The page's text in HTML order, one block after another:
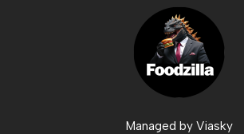
Managed by Viasky